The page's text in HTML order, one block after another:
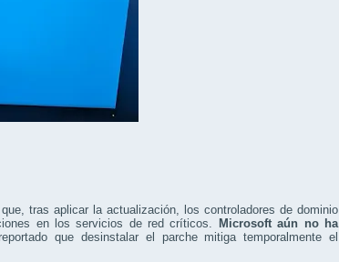
tras aplicar la actualización, los controladores de dominio
en los servicios de red críticos.
Microsoft aún no ha
que desinstalar el parche mitiga temporalmente el